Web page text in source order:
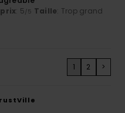
: 5/5 Taille: Trop grand
1 2 >